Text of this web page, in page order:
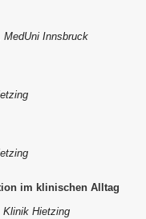
MedUni Innsbruck
im klinischen Alltag
Klinik Hietzing